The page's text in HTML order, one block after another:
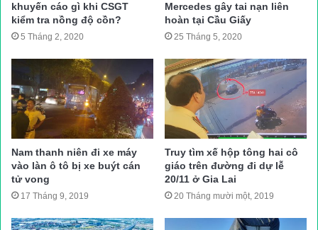
Nguồn bài viết:ATGT.VN
tai nạn giao thông Tin tuc trong ngay
khuyến cáo gì khi CSGT
kiểm tra nồng độ cồn?
5 Tháng 2, 2020
Mercedes gây tai nạn liên
hoàn tại Cầu Giấy
25 Tháng 5, 2020
Nam thanh niên đi xe máy
vào làn ô tô bị xe buýt cán
tử vong
17 Tháng 9, 2019
Truy tìm xế hộp tông hai cô
giáo trên đường đi dự lễ
20/11 ở Gia Lai
20 Tháng mười một, 2019